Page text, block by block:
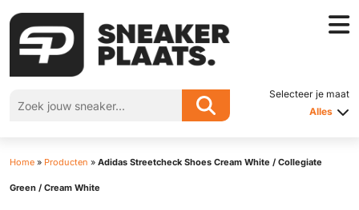
Selecteer je maat
Alles
Home » Producten » Adidas Streetcheck Shoes Cream White / Collegiate
Green / Cream White